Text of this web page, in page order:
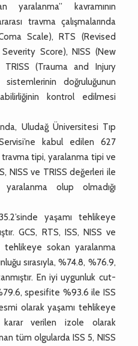
yaralanma” kavramının
travma çalışmalarında
Scale), RTS (Revised
Score), NISS (New
(Trauma and Injury
doğruluğunun
kontrol edilmesi
Uludağ Üniversitesi Tıp
kabul edilen 627
travma tipi, yaralanma tipi ve
NISS ve TRISS değerleri ile
olup olmadığı
yaşamı tehlikeye
GCS, RTS, ISS, NISS ve
tehlikeye sokan yaralanma
sırasıyla, %74.8, %76.9,
En iyi uygunluk cut-
spesifite %93.6 ile ISS
olarak yaşamı tehlikeye
verilen izole olarak
tüm olgularda ISS 5, NISS